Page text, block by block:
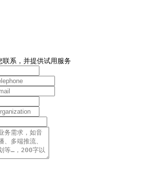
系，并提供试用服务